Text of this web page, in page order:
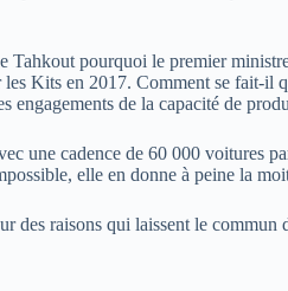
Tahkout pourquoi le premier
Kits en 2017. Comment se fait-il
de la capacité de
une cadence de 60 000 voitures
elle en donne à peine la
des raisons qui laissent le commun